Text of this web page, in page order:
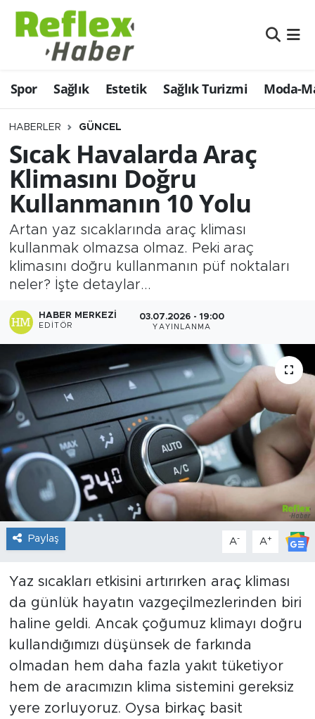
Spor Sağlık Estetik Sağlık Turizmi Moda-
HABERLER GÜNCEL
Sıcak Havalarda Araç
Klimasını Doğru
Kullanmanın 10 Yolu
Artan yaz sıcaklarında araç kliması
kullanmak olmazsa olmaz. Peki araç
klimasını doğru kullanmanın püf noktaları
neler? İşte detaylar...
HABER MERKEZI
EDITÖR
03.07.2026 - 19:00
YAYINLANMA
Paylaş A- A+
Yaz sıcakları etkisini artırırken araç kliması
da günlük hayatın vazgeçilmezlerinden biri
haline geldi. Ancak çoğumuz klimayı doğru
kullandığımızı düşünsek de farkında
olmadan hem daha fazla yakıt tüketiyor
hem de aracımızın klima sistemini gereksiz
yere zorluyoruz. Oysa birkaç basit
Eğitim
Estetik
Firmalardan
Güncel
İş ve Ekonomi
Moda-Magazin-Eğlence
Sağlık
Teknoloji
Nöbetçi Eczaneler
Hava Durumu
Namaz Vakitleri
Trafik Durumu
Şampiyonlar Ligi Puan Durumu ve Fikstür
Tüm Manşetler
Son Dakika Haberleri